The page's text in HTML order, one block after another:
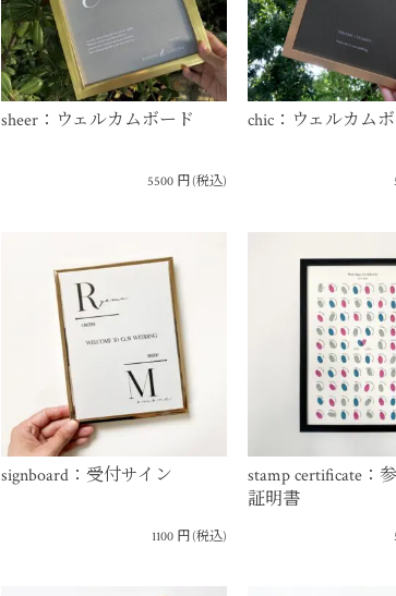
sheer：ウェルカムボード
5500 円(税込)
chic：ウェルカム
signboard：受付サイン
1100 円(税込)
stamp certificate：
証明書